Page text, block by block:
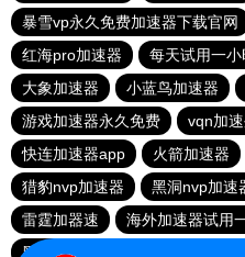
暴雪vp永久免费加速器下载官网
红海pro加速器
每天试用一小
大象加速器
小蓝鸟加速器
游戏加速器永久免费
vqn加
快连加速器app
火箭加速器
猎豹nvp加速器
黑洞nvp加速
雷霆加器速
海外加速器试用
黑洞加速器下载永久免费版